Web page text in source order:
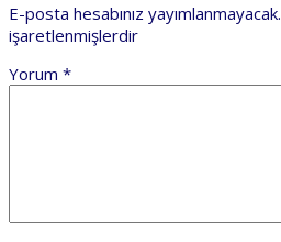
E-posta hesabınız yayımlanmayacak.
işaretlenmişlerdir
Yorum *